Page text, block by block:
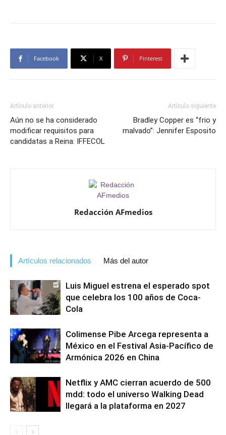
Facebook X Pinterest
Artículo anterior
Aún no se ha considerado
modificar requisitos para
candidatas a Reina: IFFECOL
Artículo siguiente
Bradley Copper es “frio y
malvado”: Jennifer Esposito
Redacción AFmedios
Artículos relacionados Más del autor
Luis Miguel estrena el esperado spot
que celebra los 100 años de Coca-
Cola
Colimense Pibe Arcega representa a
México en el Festival Asia-Pacífico de
Armónica 2026 en China
Netflix y AMC cierran acuerdo de 500
mdd: todo el universo Walking Dead
llegará a la plataforma en 2027